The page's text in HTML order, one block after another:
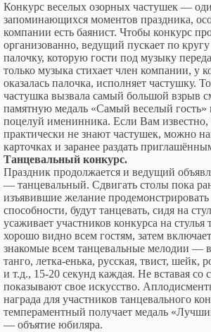
Конкурс веселых озорных частушек —
запоминающихся моментов праздника,
компании есть баянист. Чтобы конкурс
организованно, ведущий пускает по
палочку, которую гости под музыку
только музыка стихает член компании, у
оказалась палочка, исполняет частушку.
частушка вызвала самый большой взрыв
памятную медаль «Самый веселый
поцелуй именинника. Если Вам известно,
практически не знают частушек, можно
карточках и заранее раздать
Танцевальный конкурс.
Праздник продолжается и ведущий
— танцевальный. Сдвигать столы пока
изъявившие желание
способности, будут танцевать, сидя на
усаживает участников конкурса на
хорошо видно всем гостям, затем
знакомые всем танцевальные мелодии —
танго, летка-енька, русская, твист, шейк,
и т.д., 15-20 секунд каждая. Не вставая со
показывают свое искусство.
награда для участников танцевального
темпераментный получает медаль
— объятие юбиляра.